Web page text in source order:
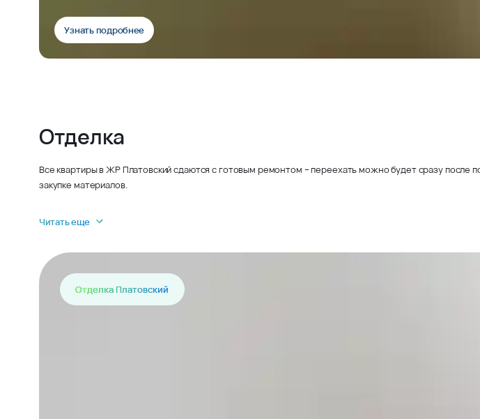
Узнать подробнее
Отделка
Все квартиры в ЖР Платовский сдаются с готовым ремонтом – переехать можно будет сразу после
закупке материалов.
Читать еще
Отделка Платовский